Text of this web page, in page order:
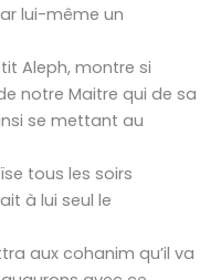
lui-même un
Aleph, montre si
notre Maitre qui de sa
se mettant au
tous les soirs
à lui seul le
aux cohanim qu’il va